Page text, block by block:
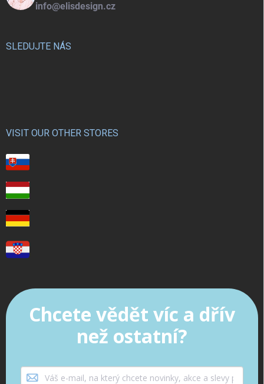
Chcete vědět víc a dřív
než ostatní?
info@elisdesign.cz
SLEDUJTE NÁS
VISIT OUR OTHER STORES